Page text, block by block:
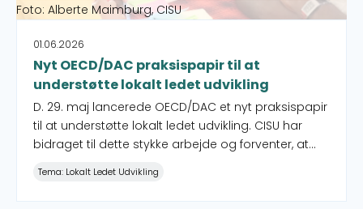
Foto: Alberte Maimburg, CISU
01.06.2026
Nyt OECD/DAC praksispapir til at
understøtte lokalt ledet udvikling
D. 29. maj lancerede OECD/DAC et nyt praksispapir
til at understøtte lokalt ledet udvikling. CISU har
bidraget til dette stykke arbejde og forventer, at
de internationale udviklingsmidler sættes i værk
igennem de mange forskellige mekanismer.
Tema: Lokalt Ledet Udvikling